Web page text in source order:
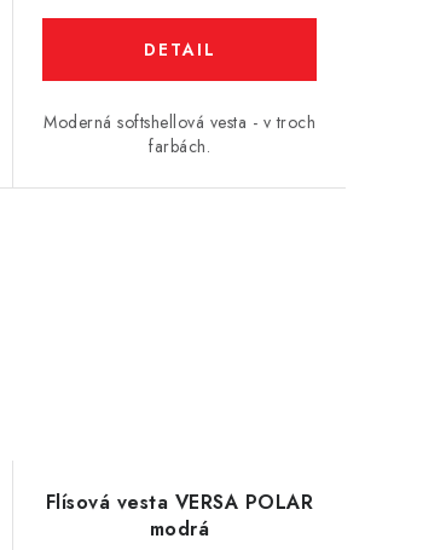
DETAIL
Moderná softshellová vesta - v troch
farbách.
Flísová vesta VERSA POLAR
modrá